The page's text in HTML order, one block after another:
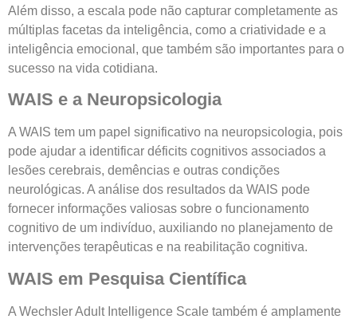
Além disso, a escala pode não capturar completamente as
múltiplas facetas da inteligência, como a criatividade e a
inteligência emocional, que também são importantes para o
sucesso na vida cotidiana.
WAIS e a Neuropsicologia
A WAIS tem um papel significativo na neuropsicologia, pois
pode ajudar a identificar déficits cognitivos associados a
lesões cerebrais, demências e outras condições
neurológicas. A análise dos resultados da WAIS pode
fornecer informações valiosas sobre o funcionamento
cognitivo de um indivíduo, auxiliando no planejamento de
intervenções terapêuticas e na reabilitação cognitiva.
WAIS em Pesquisa Científica
A Wechsler Adult Intelligence Scale também é amplamente